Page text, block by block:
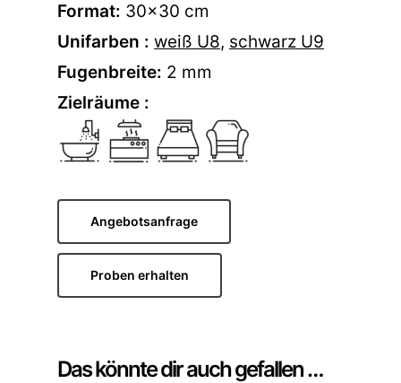
Format: 30×30 cm
Unifarben : weiß U8, schwarz U9
Fugenbreite: 2 mm
Zielräume :
Angebotsanfrage
Proben erhalten
Das könnte dir auch gefallen …